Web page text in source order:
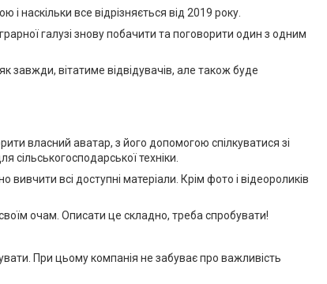
наскільки все відрізняється від 2019 року.
галузі знову побачити та поговорити один з одним
завжди, вітатиме відвідувачів, але також буде
власний аватар, з його допомогою спілкуватися зі
сільськогосподарської техніки.
всі доступні матеріали. Крім фото і відеороликів
очам. Описати це складно, треба спробувати!
При цьому компанія не забуває про важливість